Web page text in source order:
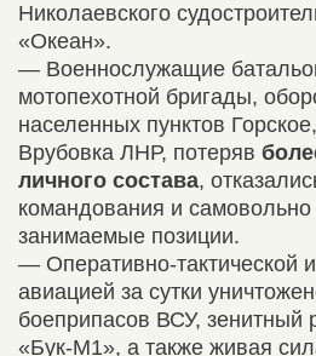
Николаевского
«Океан».
— Военнослужащие
мотопехотной бригады,
населенных пунктов
Врубовка ЛНР, потеряв
личного состава,
командования и самовольно
занимаемые позиции.
— Оперативно-тактической
авиацией за сутки
боеприпасов ВСУ, зенитный
«Бук-М1», а также живая